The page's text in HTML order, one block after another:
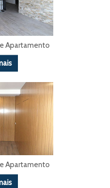
Apartamento
Apartamento